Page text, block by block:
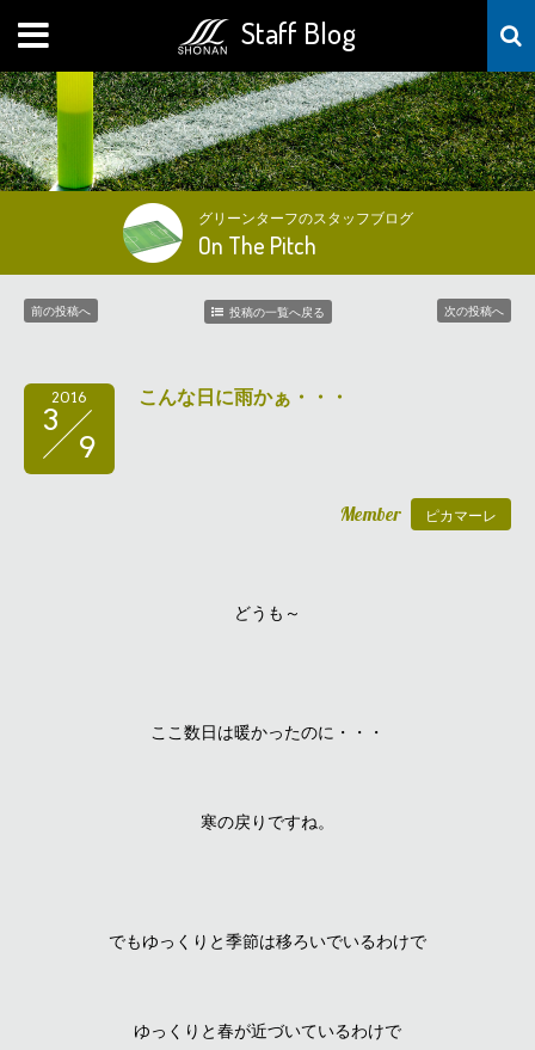
Staff Blog
MENU
グリーンターフのスタッフブログ
On The Pitch
前の投稿へ 投稿の一覧へ戻る 次の投稿へ
2016
3
9
こんな日に雨かぁ・・・
Member ピカマーレ
どうも～
ここ数日は暖かったのに・・・
寒の戻りですね。
でもゆっくりと季節は移ろいでいるわけで
ゆっくりと春が近づいているわけで